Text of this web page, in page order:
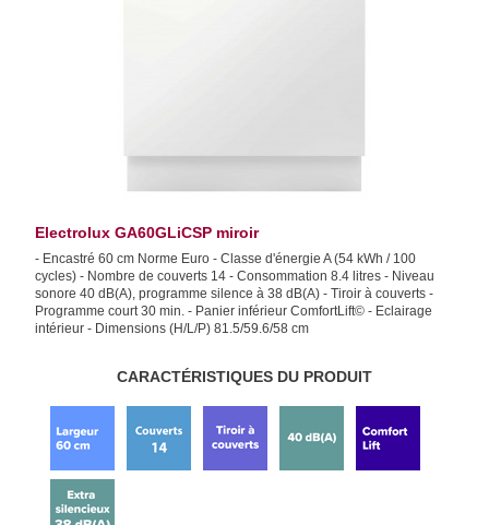
Electrolux GA60GLiCSP miroir
- Encastré 60 cm Norme Euro - Classe d'énergie A (54 kWh / 100
cycles) - Nombre de couverts 14 - Consommation 8.4 litres - Niveau
sonore 40 dB(A), programme silence à 38 dB(A) - Tiroir à couverts -
Programme court 30 min. - Panier inférieur ComfortLift© - Eclairage
intérieur - Dimensions (H/L/P) 81.5/59.6/58 cm
CARACTÉRISTIQUES DU PRODUIT